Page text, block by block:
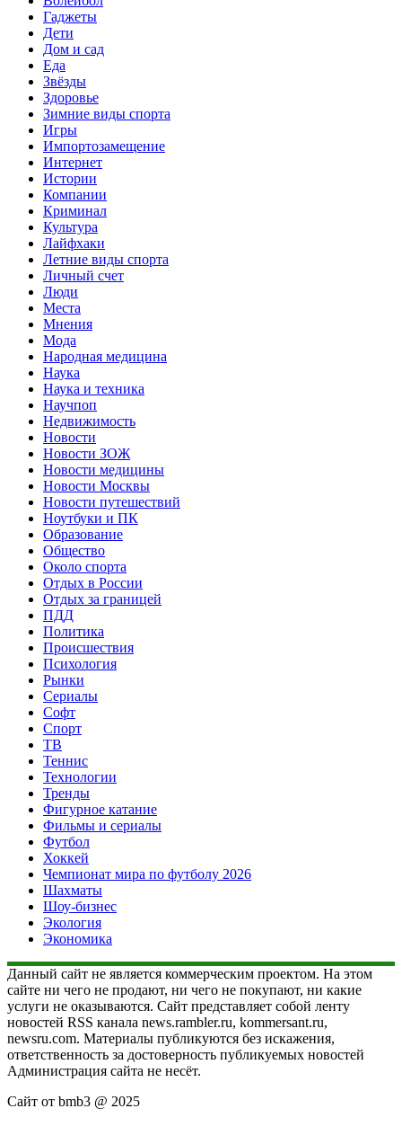
Гаджеты
Дети
Дом и сад
Еда
Звёзды
Здоровье
Зимние виды спорта
Игры
Импортозамещение
Интернет
Истории
Компании
Криминал
Культура
Лайфхаки
Летние виды спорта
Личный счет
Люди
Места
Мнения
Мода
Народная медицина
Наука
Наука и техника
Научпоп
Недвижимость
Новости
Новости ЗОЖ
Новости медицины
Новости Москвы
Новости путешествий
Ноутбуки и ПК
Образование
Общество
Около спорта
Отдых в России
Отдых за границей
ПДД
Политика
Происшествия
Психология
Рынки
Сериалы
Софт
Спорт
ТВ
Теннис
Технологии
Тренды
Фигурное катание
Фильмы и сериалы
Футбол
Хоккей
Чемпионат мира по футболу 2026
Шахматы
Шоу-бизнес
Экология
Экономика
Данный сайт не является коммерческим проектом. На этом
сайте ни чего не продают, ни чего не покупают, ни какие
услуги не оказываются. Сайт представляет собой ленту
новостей RSS канала news.rambler.ru, kommersant.ru,
newsru.com. Материалы публикуются без искажения,
ответственность за достоверность публикуемых новостей
Администрация сайта не несёт.
Сайт от bmb3 @ 2025